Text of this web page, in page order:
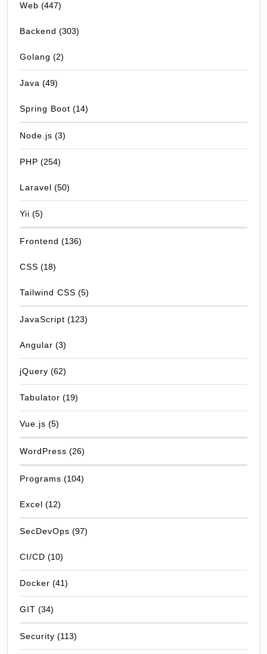
Web (447)
Backend (303)
Golang (2)
Java (49)
Spring Boot (14)
Node.js (3)
PHP (254)
Laravel (50)
Yii (5)
Frontend (136)
CSS (18)
Tailwind CSS (5)
JavaScript (123)
Angular (3)
jQuery (62)
Tabulator (19)
Vue.js (5)
WordPress (26)
Programs (104)
Excel (12)
SecDevOps (97)
CI/CD (10)
Docker (41)
GIT (34)
Security (113)